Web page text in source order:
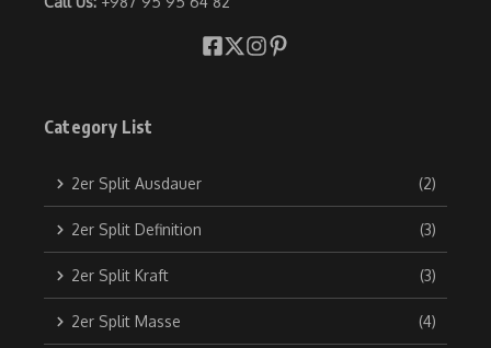
Category List
2er Split Ausdauer (2)
2er Split Definition (3)
2er Split Kraft (3)
2er Split Masse (4)